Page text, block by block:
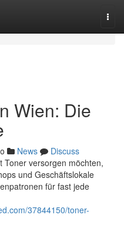
Wien: Die
News
Discuss
Toner versorgen möchten,
und Geschäftslokale
für fast jede
37844150/toner-